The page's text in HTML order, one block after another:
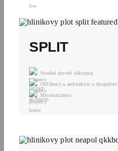
SPLIT
Stredná úroveň súkromia
Obľúbený u architektov a dizajnérov
Minimalizmus